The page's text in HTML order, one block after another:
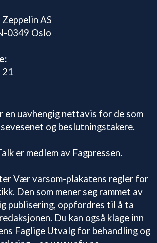
AS
0349 Oslo
21
en uavhengig nettavis for de som
og beslutningstakere.
er medlem av Fagpressen.
Vær varsom-plakatens regler for
Den som mener seg rammet av
publisering, oppfordres til å ta
Du kan også klage inn
Faglige Utvalg for behandling og